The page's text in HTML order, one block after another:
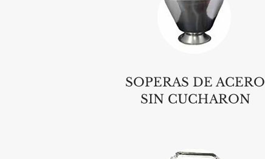
SOPERAS DE ACERO
SIN CUCHARON